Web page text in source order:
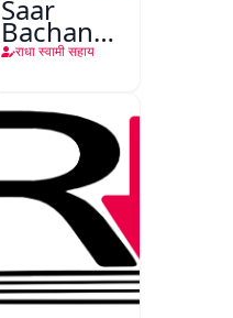
Saar
Bachan
Nasr
राधा स्वामी सहाय